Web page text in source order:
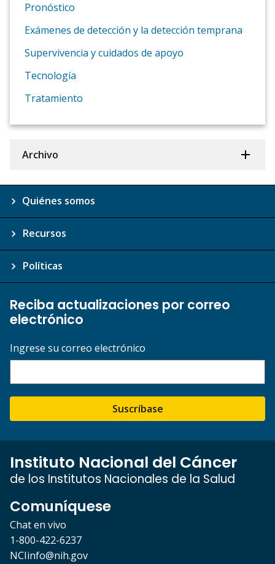
Pronóstico
Exámenes de detección y la detección temprana
Supervivencia y cuidados de apoyo
Tecnología
Tratamiento
Archivo
Quiénes somos
Recursos
Políticas
Reciba actualizaciones por correo
electrónico
Ingrese su correo electrónico
Suscríbase
Instituto Nacional del Cáncer
de los Institutos Nacionales de la Salud
Comuníquese
Chat en vivo
1-800-422-6237
NCIinfo@nih.gov